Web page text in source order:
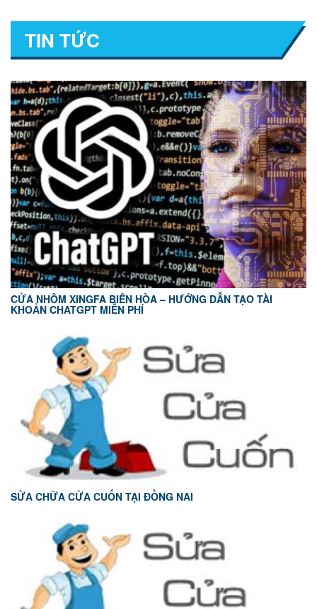
TIN TỨC
CỬA NHÔM XINGFA BIÊN HÒA – HƯỚNG DẪN TẠO TÀI
KHOẢN CHATGPT MIỄN PHÍ
SỬA CHỮA CỬA CUỐN TẠI ĐỒNG NAI